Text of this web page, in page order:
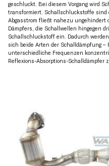
geschluckt. Bei diesem Vorgang wird
transformiert. Schallschluckstoffe sind
Abgasstrom fließt nahezu ungehindert
Dämpfers, die Schallwellen hingegen
Schallschluckstoff ein. Dadurch
sich beide Arten der Schalldämpfung –
unterschiedliche Frequenzen
Reflexions-Absorptions-Schalldämpfer